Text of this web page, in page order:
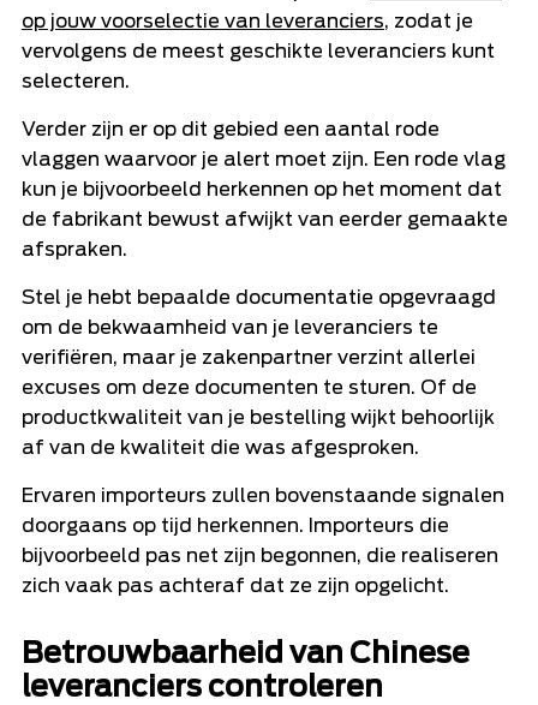
op jouw voorselectie van leveranciers, zodat je
vervolgens de meest geschikte leveranciers kunt
selecteren.
Verder zijn er op dit gebied een aantal rode
vlaggen waarvoor je alert moet zijn. Een rode vlag
kun je bijvoorbeeld herkennen op het moment dat
de fabrikant bewust afwijkt van eerder gemaakte
afspraken.
Stel je hebt bepaalde documentatie opgevraagd
om de bekwaamheid van je leveranciers te
verifiëren, maar je zakenpartner verzint allerlei
excuses om deze documenten te sturen. Of de
productkwaliteit van je bestelling wijkt behoorlijk
af van de kwaliteit die was afgesproken.
Ervaren importeurs zullen bovenstaande signalen
doorgaans op tijd herkennen. Importeurs die
bijvoorbeeld pas net zijn begonnen, die realiseren
zich vaak pas achteraf dat ze zijn opgelicht.
Betrouwbaarheid van Chinese
leveranciers controleren